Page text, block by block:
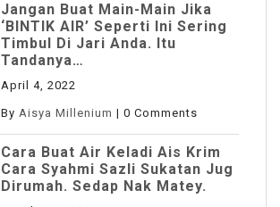
Jangan Buat Main-Main Jika
‘BINTIK AIR’ Seperti Ini Sering
Timbul Di Jari Anda. Itu
Tandanya…
April 4, 2022
By Aisya Millenium | 0 Comments
Cara Buat Air Keladi Ais Krim
Cara Syahmi Sazli Sukatan Jug
Dirumah. Sedap Nak Matey.